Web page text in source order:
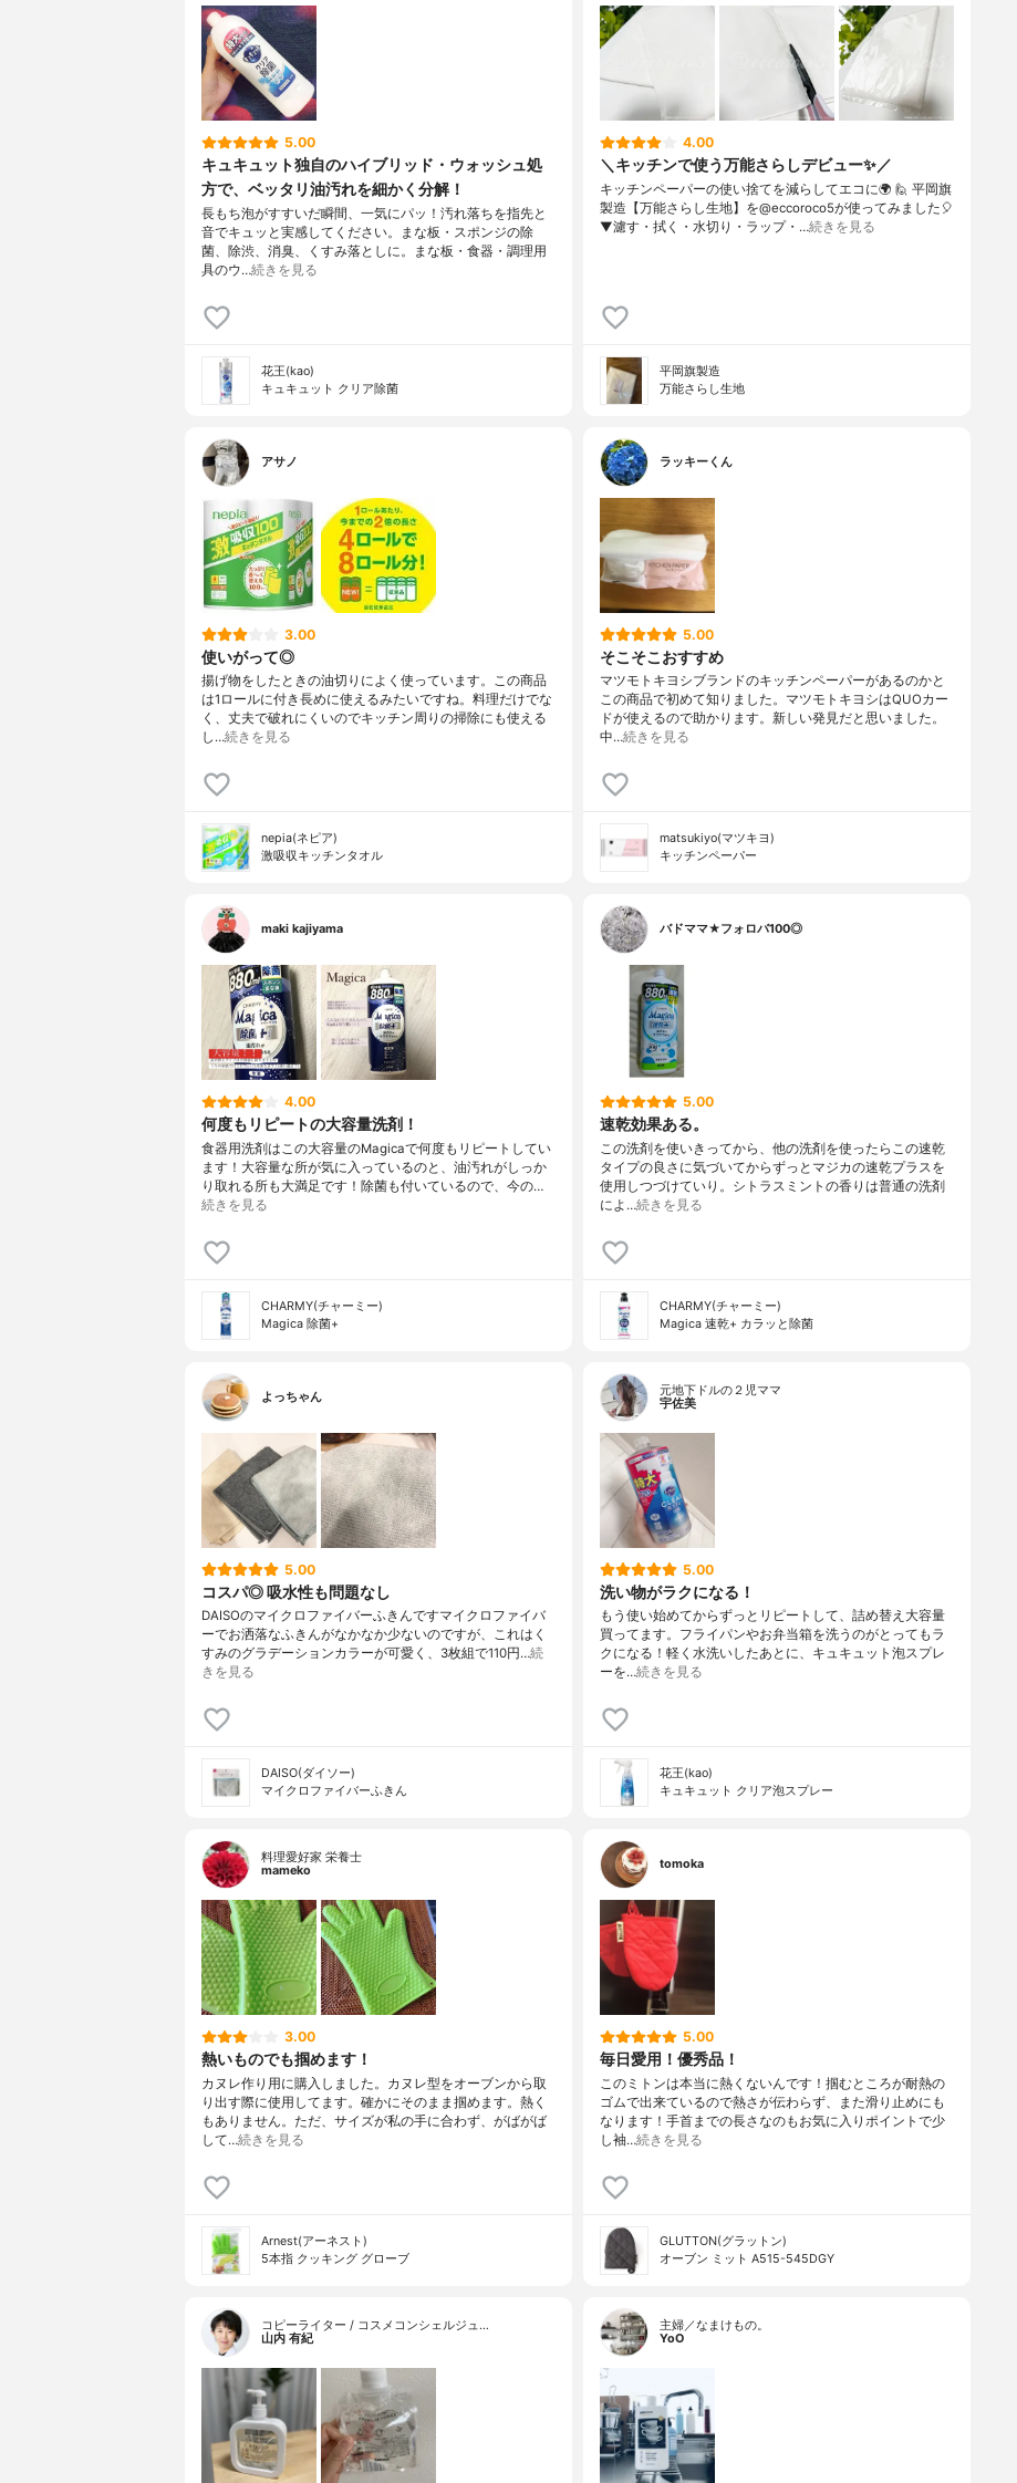
5.00
キュキュット独自のハイブリッド・ウォッシュ処
方で、ベッタリ油汚れを細かく分解！
長もち泡がすすいだ瞬間、一気にパッ！汚れ落ちを指先と
音でキュッと実感してください。まな板・スポンジの除
菌、除渋、消臭、くすみ落としに。まな板・食器・調理用
具のウ…続きを見る
花王(kao)
キュキュット クリア除菌
4.00
＼キッチンで使う万能さらしデビュー✨／
キッチンペーパーの使い捨てを減らしてエコに🌍⁡⁡ 🙋 平岡旗
製造【万能さらし生地】を@eccoroco5が使ってみました🎈
⁡⁡▼⁡⁡濾す・拭く・水切り・ラップ・…続きを見る
平岡旗製造
万能さらし生地
アサノ
3.00
使いがって◎
揚げ物をしたときの油切りによく使っています。この商品
は1ロールに付き長めに使えるみたいですね。料理だけでな
く、丈夫で破れにくいのでキッチン周りの掃除にも使える
し…続きを見る
nepia(ネピア)
激吸収キッチンタオル
ラッキーくん
5.00
そこそこおすすめ
マツモトキヨシブランドのキッチンペーパーがあるのかと
この商品で初めて知りました。マツモトキヨシはQUOカー
ドが使えるので助かります。新しい発見だと思いました。
中…続きを見る
matsukiyo(マツキヨ)
キッチンペーパー
maki kajiyama
4.00
何度もリピートの大容量洗剤！
食器用洗剤はこの大容量のMagicaで何度もリピートしてい
ます！大容量な所が気に入っているのと、油汚れがしっか
り取れる所も大満足です！除菌も付いているので、今の…
続きを見る
CHARMY(チャーミー)
Magica 除菌+
バドママ★フォロバ100◎
5.00
速乾効果ある。
この洗剤を使いきってから、他の洗剤を使ったらこの速乾
タイプの良さに気づいてからずっとマジカの速乾プラスを
使用しつづけていり。シトラスミントの香りは普通の洗剤
によ…続きを見る
CHARMY(チャーミー)
Magica 速乾+ カラッと除菌
よっちゃん
5.00
コスパ◎ 吸水性も問題なし
DAISOのマイクロファイバーふきんですマイクロファイバ
ーでお洒落なふきんがなかなか少ないのですが、これはく
すみのグラデーションカラーが可愛く、3枚組で110円…続
きを見る
DAISO(ダイソー)
マイクロファイバーふきん
元地下ドルの２児ママ
宇佐美
5.00
洗い物がラクになる！
もう使い始めてからずっとリピートして、詰め替え大容量
買ってます。フライパンやお弁当箱を洗うのがとってもラ
クになる！軽く水洗いしたあとに、キュキュット泡スプレ
ーを…続きを見る
花王(kao)
キュキュット クリア泡スプレー
料理愛好家 栄養士
mameko
3.00
熱いものでも掴めます！
カヌレ作り用に購入しました。カヌレ型をオーブンから取
り出す際に使用してます。確かにそのまま掴めます。熱く
もありません。ただ、サイズが私の手に合わず、がばがば
して…続きを見る
Arnest(アーネスト)
5本指 クッキング グローブ
tomoka
5.00
毎日愛用！優秀品！
このミトンは本当に熱くないんです！掴むところが耐熱の
ゴムで出来ているので熱さが伝わらず、また滑り止めにも
なります！手首までの長さなのもお気に入りポイントで少
し袖…続きを見る
GLUTTON(グラットン)
オーブン ミット A515-545DGY
コピーライター / コスメコンシェルジュ…
山内 有紀
主婦／なまけもの。
YoO